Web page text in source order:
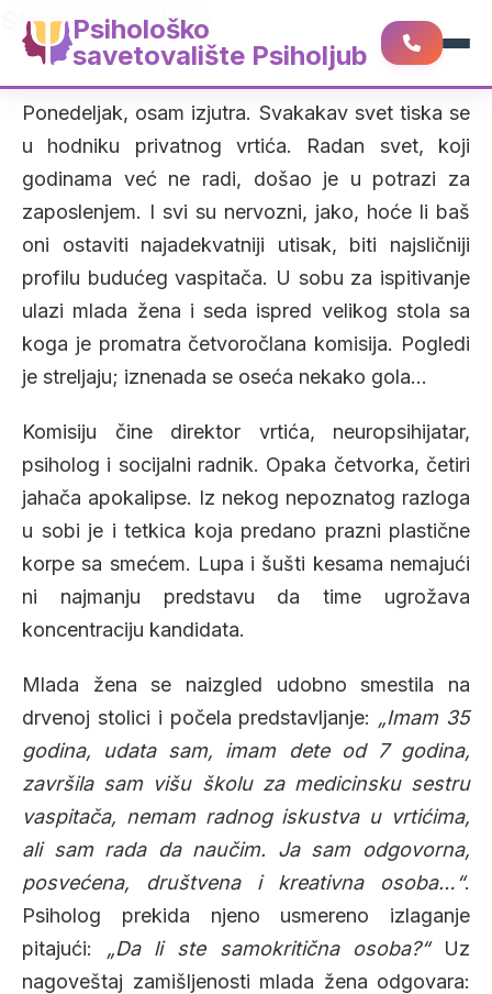
Psihološko
savetovalište Psiholjub
Stručna komisija
Ponedeljak, osam izjutra. Svakakav svet tiska se
u hodniku privatnog vrtića. Radan svet, koji
godinama već ne radi, došao je u potrazi za
zaposlenjem. I svi su nervozni, jako, hoće li baš
oni ostaviti najadekvatniji utisak, biti najsličniji
profilu budućeg vaspitača. U sobu za ispitivanje
ulazi mlada žena i seda ispred velikog stola sa
koga je promatra četvoročlana komisija. Pogledi
je streljaju; iznenada se oseća nekako gola…
Komisiju čine direktor vrtića, neuropsihijatar,
psiholog i socijalni radnik. Opaka četvorka, četiri
jahača apokalipse. Iz nekog nepoznatog razloga
u sobi je i tetkica koja predano prazni plastične
korpe sa smećem. Lupa i šušti kesama nemajući
ni najmanju predstavu da time ugrožava
koncentraciju kandidata.
Mlada žena se naizgled udobno smestila na
drvenoj stolici i počela predstavljanje: „Imam 35
godina, udata sam, imam dete od 7 godina,
završila sam višu školu za medicinsku sestru
vaspitača, nemam radnog iskustva u vrtićima,
ali sam rada da naučim. Ja sam odgovorna,
posvećena, društvena i kreativna osoba…“.
Psiholog prekida njeno usmereno izlaganje
pitajući:
„Da li ste samokritična osoba?“Uz
nagoveštaj zamišljenosti mlada žena odgovara: